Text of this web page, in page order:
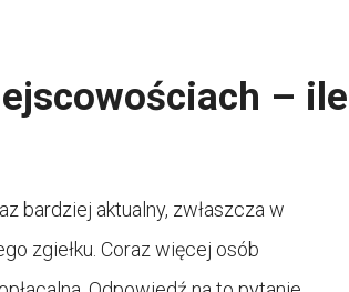
– ile
bardziej aktualny, zwłaszcza w
zgiełku. Coraz więcej osób